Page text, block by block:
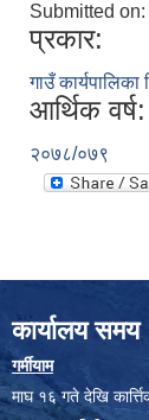
Submitted on:
प्रकार:
गाउँ कार्यपालिका
आर्थिक वर्ष:
२०७८/०७९
कार्यालय समय
गर्मीयाम
माघ १६ गते देखि